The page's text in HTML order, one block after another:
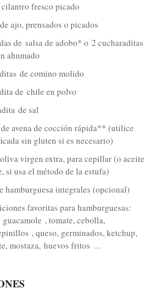
cilantro fresco picado
ajo, prensados ​​o picados
de salsa de adobo* o 2 cucharaditas
ahumado
de comino molido
de chile en polvo
de sal
de avena de cocción rápida** (utilice
sin gluten si es necesario)
virgen extra, para cepillar (o aceite
si usa el método de la estufa)
hamburguesa integrales (opcional)
favoritas para hamburguesas:
guacamole , tomate, cebolla,
, queso, germinados, ketchup,
mostaza, huevos fritos …